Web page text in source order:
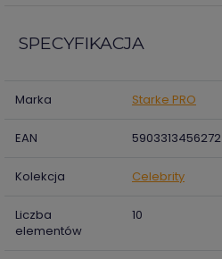
SPECYFIKACJA
Marka Starke PRO
EAN 5903313456272
Kolekcja Celebrity
Liczba
elementów
10